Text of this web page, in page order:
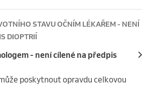
STAVU OČNÍM LÉKAŘEM - NENÍ
DIOPTRIÍ
- není cílené na předpis
poskytnout opravdu celkovou